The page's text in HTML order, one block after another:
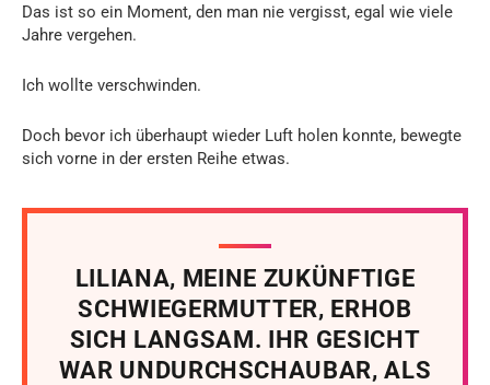
Das ist so ein Moment, den man nie vergisst, egal wie viele
Jahre vergehen.
Ich wollte verschwinden.
Doch bevor ich überhaupt wieder Luft holen konnte, bewegte
sich vorne in der ersten Reihe etwas.
LILIANA, MEINE ZUKÜNFTIGE
SCHWIEGERMUTTER, ERHOB
SICH LANGSAM. IHR GESICHT
WAR UNDURCHSCHAUBAR, ALS